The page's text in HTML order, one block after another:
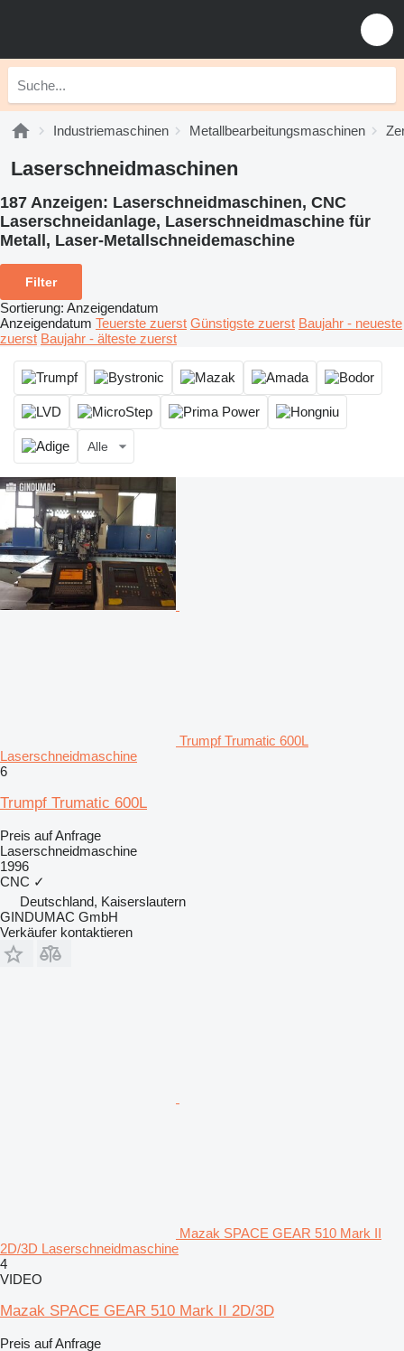
Industriemaschinen Metallbearbeitungsmaschinen
Laserschneidmaschinen
187 Anzeigen: Laserschneidmaschinen, CNC
Laserschneidanlage, Laserschneidmaschine für
Metall, Laser-Metallschneidemaschine
Filter
Sortierung: Anzeigendatum
Anzeigendatum Teuerste zuerst Günstigste zuerst Baujahr - neueste
zuerst Baujahr - älteste zuerst
Alle
Trumpf Trumatic 600L
Laserschneidmaschine
6
Trumpf Trumatic 600L
Preis auf Anfrage
Laserschneidmaschine
1996
CNC ✓
Deutschland, Kaiserslautern
GINDUMAC GmbH
Verkäufer kontaktieren
Mazak SPACE GEAR 510 Mark II
2D/3D Laserschneidmaschine
4
VIDEO
Mazak SPACE GEAR 510 Mark II 2D/3D
Preis auf Anfrage